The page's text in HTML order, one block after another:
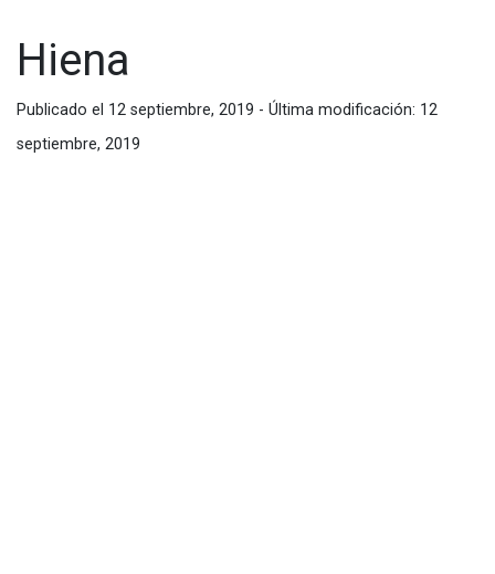
Hiena
Publicado el 12 septiembre, 2019 - Última modificación: 12
septiembre, 2019